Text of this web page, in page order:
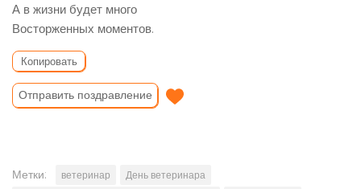
А в жизни будет много
Восторженных моментов.
Копировать
Отправить поздравление
Метки: ветеринар
День ветеринара